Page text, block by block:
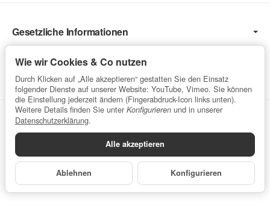
Gesetzliche Informationen
Informationen
Service
Vertrag widerrufen
Datenschutzerklärung•Impressum
Alle Preise inkl. gesetzlicher USt., zzgl.Versand
Powered byJTL-Shop
Wie wir Cookies & Co nutzen
Durch Klicken auf „Alle akzeptieren“ gestatten Sie den Einsatz
folgender Dienste auf unserer Website: YouTube, Vimeo. Sie können
die Einstellung jederzeit ändern (Fingerabdruck-Icon links unten).
Weitere Details finden Sie unter Konfigurieren und in unserer
Datenschutzerklärung.
Alle akzeptieren
Ablehnen Konfigurieren